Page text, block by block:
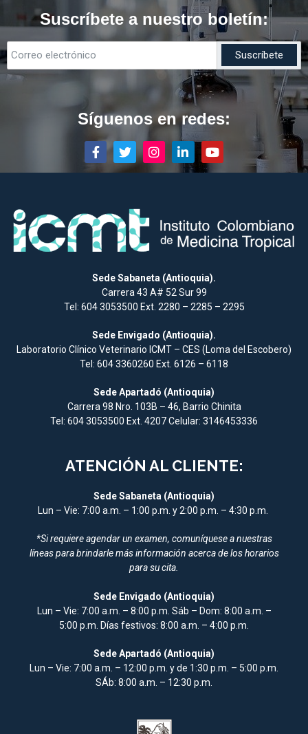
Suscríbete a nuestro boletín:
Síguenos en redes:
Sede Sabaneta (Antioquia).
Carrera 43 A# 52 Sur 99
Tel: 604 3053500 Ext. 2280 – 2285 – 2295
Sede Envigado (Antioquia).
Laboratorio Clínico Veterinario ICMT – CES (Loma del Escobero)
Tel: 604 3360260 Ext. 6126 – 6118
Sede Apartadó (Antioquia)
Carrera 98 Nro. 103B – 46, Barrio Chinita
Tel: 604 3053500 Ext. 4207 Celular: 3146453336
ATENCIÓN AL CLIENTE:
Sede Sabaneta (Antioquia)
Lun – Vie: 7:00 a.m. – 1:00 p.m. y 2:00 p.m. – 4:30 p.m.
*Si requiere agendar un examen, comuníquese a nuestras
líneas para brindarle más información acerca de los horarios
para su cita.
Sede Envigado (Antioquia)
Lun – Vie: 7:00 a.m. – 8:00 p.m. Sáb – Dom: 8:00 a.m. –
5:00 p.m. Días festivos: 8:00 a.m. – 4:00 p.m.
Sede Apartadó (Antioquia)
Lun – Vie: 7:00 a.m. – 12:00 p.m. y de 1:30 p.m. – 5:00 p.m.
SÁb: 8:00 a.m. – 12:30 p.m.